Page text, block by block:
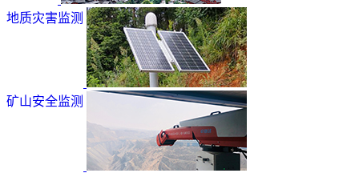
地质灾害监测
矿山安全监测